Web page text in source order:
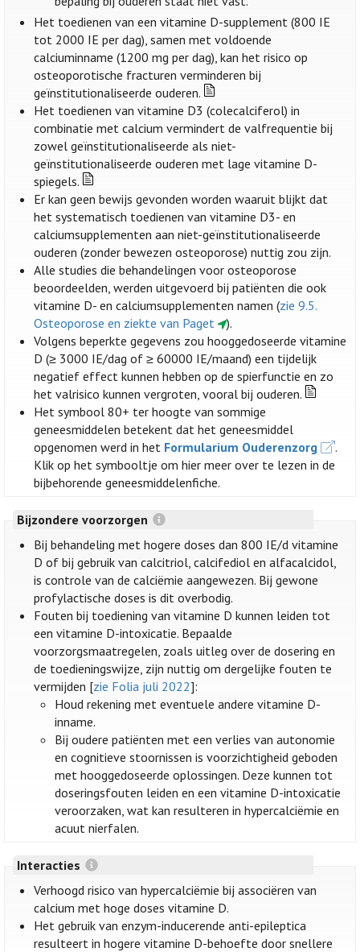
Het toedienen van een vitamine D-supplement (800 IE
tot 2000 IE per dag), samen met voldoende
calciuminname (1200 mg per dag), kan het risico op
osteoporotische fracturen verminderen bij
geïnstitutionaliseerde ouderen.
Het toedienen van vitamine D3 (colecalciferol) in
combinatie met calcium vermindert de valfrequentie bij
zowel geïnstitutionaliseerde als niet-
geïnstitutionaliseerde ouderen met lage vitamine D-
spiegels.
Er kan geen bewijs gevonden worden waaruit blijkt dat
het systematisch toedienen van vitamine D3- en
calciumsupplementen aan niet-geïnstitutionaliseerde
ouderen (zonder bewezen osteoporose) nuttig zou zijn.
Alle studies die behandelingen voor osteoporose
beoordeelden, werden uitgevoerd bij patiënten die ook
vitamine D- en calciumsupplementen namen (zie 9.5.
Osteoporose en ziekte van Paget
).
Volgens beperkte gegevens zou hooggedoseerde vitamine
D (≥ 3000 IE/dag of ≥ 60000 IE/maand) een tijdelijk
negatief effect kunnen hebben op de spierfunctie en zo
het valrisico kunnen vergroten, vooral bij ouderen.
Het symbool 80+ ter hoogte van sommige
geneesmiddelen betekent dat het geneesmiddel
opgenomen werd in het Formularium Ouderenzorg
.
Klik op het symbooltje om hier meer over te lezen in de
bijbehorende geneesmiddelenfiche.
Bijzondere voorzorgen
Bij behandeling met hogere doses dan 800 IE/d vitamine
D of bij gebruik van calcitriol, calcifediol en alfacalcidol,
is controle van de calciëmie aangewezen. Bij gewone
profylactische doses is dit overbodig.
Fouten bij toediening van vitamine D kunnen leiden tot
een vitamine D-intoxicatie. Bepaalde
voorzorgsmaatregelen, zoals uitleg over de dosering en
de toedieningswijze, zijn nuttig om dergelijke fouten te
vermijden [zie Folia juli 2022]:
Houd rekening met eventuele andere vitamine D-
inname.
Bij oudere patiënten met een verlies van autonomie
en cognitieve stoornissen is voorzichtigheid geboden
met hooggedoseerde oplossingen. Deze kunnen tot
doseringsfouten leiden en een vitamine D-intoxicatie
veroorzaken, wat kan resulteren in hypercalciëmie en
acuut nierfalen.
Interacties
Verhoogd risico van hypercalciëmie bij associëren van
calcium met hoge doses vitamine D.
Het gebruik van enzym-inducerende anti-epileptica
resulteert in hogere vitamine D-behoefte door snellere